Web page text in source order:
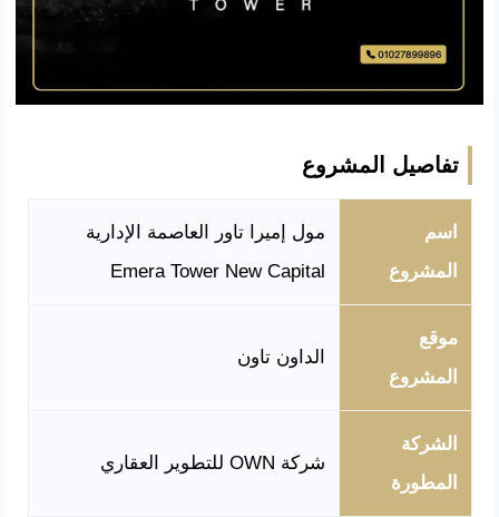
تفاصيل المشروع
اسم
المشروع
مول إميرا تاور العاصمة الإدارية
Emera Tower New Capital
موقع
المشروع
الداون تاون
الشركة
المطورة
شركة OWN للتطوير العقاري